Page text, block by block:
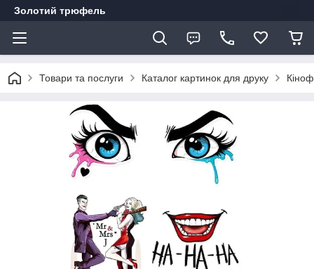
Золотий трюфель
Товари та послуги Каталог картинок для друку